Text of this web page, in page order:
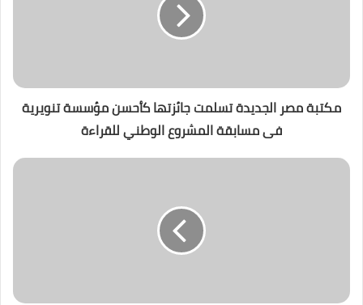
مكتبة مصر الجديدة تسلمت جائزتها كأحسن مؤسسة تنويرية
فى مسابقة المشروع الوطني للقراءة